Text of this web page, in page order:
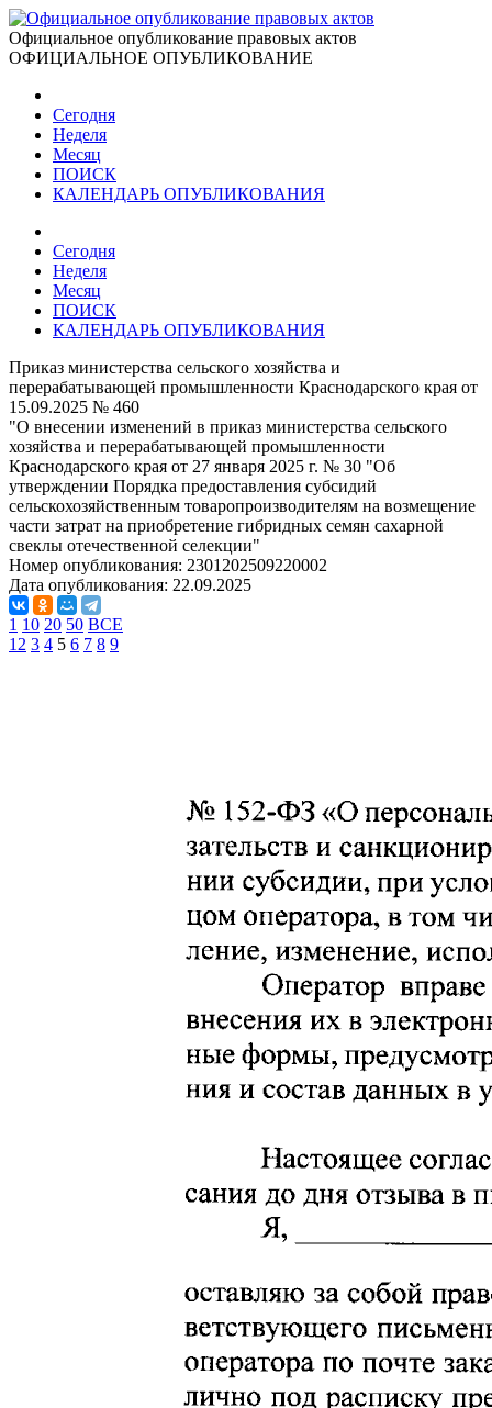
Официальное опубликование правовых актов
ОФИЦИАЛЬНОЕ ОПУБЛИКОВАНИЕ
Сегодня
Неделя
Месяц
ПОИСК
КАЛЕНДАРЬ ОПУБЛИКОВАНИЯ
Сегодня
Неделя
Месяц
ПОИСК
КАЛЕНДАРЬ ОПУБЛИКОВАНИЯ
Приказ министерства сельского хозяйства и
перерабатывающей промышленности Краснодарского края от
15.09.2025 № 460
"О внесении изменений в приказ министерства сельского
хозяйства и перерабатывающей промышленности
Краснодарского края от 27 января 2025 г. № 30 "Об
утверждении Порядка предоставления субсидий
сельскохозяйственным товаропроизводителям на возмещение
части затрат на приобретение гибридных семян сахарной
свеклы отечественной селекции"
Номер опубликования: 2301202509220002
Дата опубликования: 22.09.2025
1 10 20 50 ВСЕ
1 2 3 4 5 6 7 8 9